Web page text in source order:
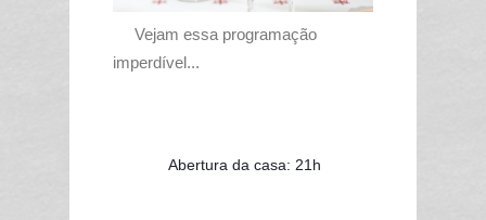
Vejam essa programação
imperdível...
Abertura da casa: 21h